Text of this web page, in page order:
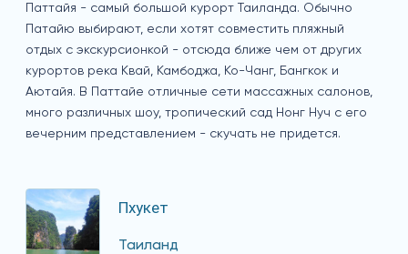
Паттайя - самый большой курорт Таиланда. Обычно
Патайю выбирают, если хотят совместить пляжный
отдых с экскурсионкой - отсюда ближе чем от других
курортов река Квай, Камбоджа, Ко-Чанг, Бангкок и
Аютайя. В Паттайе отличные сети массажных салонов,
много различных шоу, тропический сад Нонг Нуч с его
вечерним представлением - скучать не придется.
Пхукет
Таиланд